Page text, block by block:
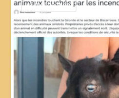
Journal de Wany